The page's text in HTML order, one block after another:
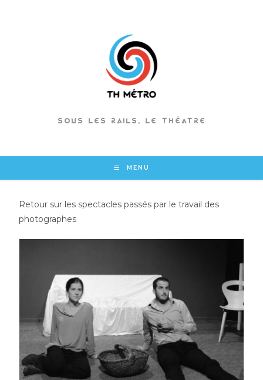
SOUS LES RAILS, LE THÉATRE
MENU
Retour sur les spectacles passés par le travail des
photographes